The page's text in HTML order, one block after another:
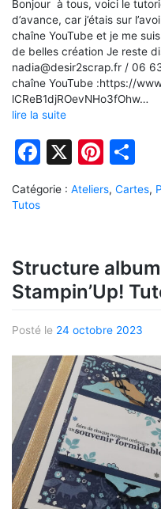
Bonjour à tous, voici le
d’avance, car j’étais sur
chaîne YouTube et je me
de belles création Je reste
nadia@desir2scrap.fr / 06
chaîne YouTube :https://
lCReB1djROevNHo3fOhw…
lire la suite
Facebook
X
Catégorie : Ateliers, Cartes,
Tutos
Structure
Stampin’Up!
Posté le 24 octobre 2023